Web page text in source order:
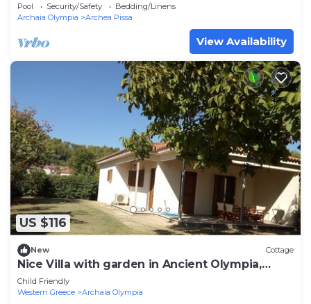
Pool Security/Safety
Bedding/Linens
Archaia Olympia
Archea Pissa
View Availability
US $116
New Cottage
Nice Villa with garden in Ancient Olympia,
Greece
Child Friendly
Western Greece
Archaia Olympia